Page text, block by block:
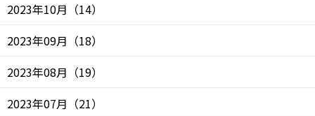
2023年10月 （14）
2023年09月 （18）
2023年08月 （19）
2023年07月 （21）